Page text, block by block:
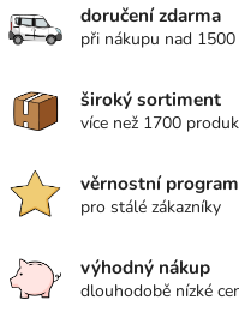
doručení zdarma
při nákupu nad 1500
široký sortiment
více než 1700
věrnostní program
pro stálé zákazníky
výhodný nákup
dlouhodobě nízké